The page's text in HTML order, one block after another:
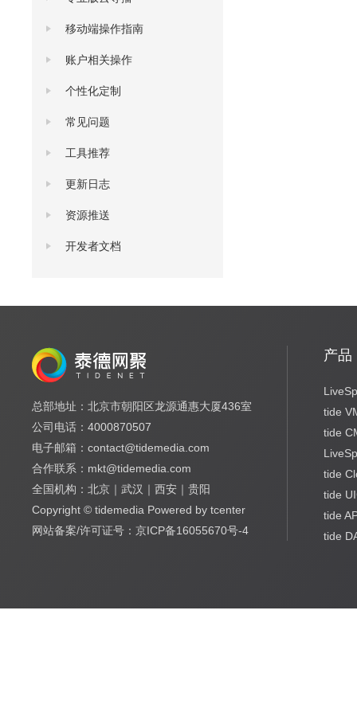
移动端操作指南
账户相关操作
个性化定制
常见问题
工具推荐
更新日志
资源推送
开发者文档
总部地址：北京市朝阳区龙源通惠大厦436室
公司电话：4000870507
电子邮箱：contact@tidemedia.com
合作联系：mkt@tidemedia.com
全国机构：北京｜武汉｜西安｜贵阳
Copyright © tidemedia Powered by tcenter
网站备案/许可证号：京ICP备16055670号-4
产品
tide
tide
tide
tide
tide
tide